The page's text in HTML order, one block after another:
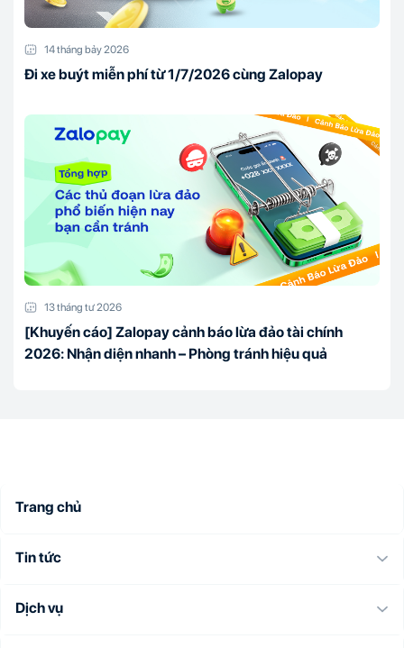
14 tháng bảy 2026
Đi xe buýt miễn phí từ 1/7/2026 cùng Zalopay
13 tháng tư 2026
[Khuyến cáo] Zalopay cảnh báo lừa đảo tài chính
2026: Nhận diện nhanh – Phòng tránh hiệu quả
Trang chủ
Tin tức
Dịch vụ